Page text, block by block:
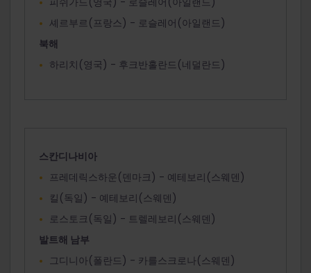
셰르부르(프랑스) - 로슬레어(아일랜드)
북해
하리치(영국) - 후크반홀란드(네덜란드)
스칸디나비아
프레데릭스하운(덴마크) - 예테보리(스웨덴)
킬(독일) - 예테보리(스웨덴)
로스토크(독일) - 트렐레보리(스웨덴)
발트해 남부
그디니아(폴란드) - 카를스크로나(스웨덴)